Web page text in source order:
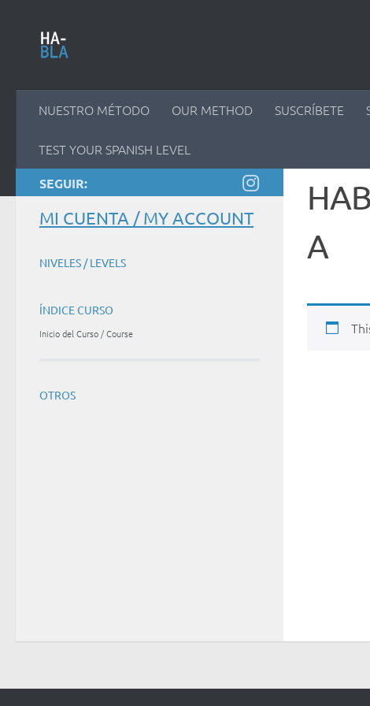
NUESTRO MÉTODO OUR METHOD SUSCRÍBETE
TEST YOUR SPANISH LEVEL
A
SEGUIR:
MI CUENTA / MY ACCOUNT
NIVELES / LEVELS
ÍNDICE CURSO
Inicio del Curso / Course
OTROS